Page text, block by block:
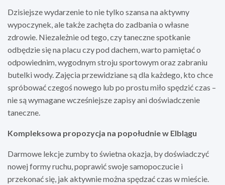
Dzisiejsze wydarzenie to nie tylko szansa na aktywny
wypoczynek, ale także zachęta do zadbania o własne
zdrowie. Niezależnie od tego, czy taneczne spotkanie
odbędzie się na placu czy pod dachem, warto pamiętać o
odpowiednim, wygodnym stroju sportowym oraz zabraniu
butelki wody. Zajęcia przewidziane są dla każdego, kto chce
spróbować czegoś nowego lub po prostu miło spędzić czas –
nie są wymagane wcześniejsze zapisy ani doświadczenie
taneczne.
Kompleksowa propozycja na popołudnie w Elblągu
Darmowe lekcje zumby to świetna okazja, by doświadczyć
nowej formy ruchu, poprawić swoje samopoczucie i
przekonać się, jak aktywnie można spędzać czas w mieście.